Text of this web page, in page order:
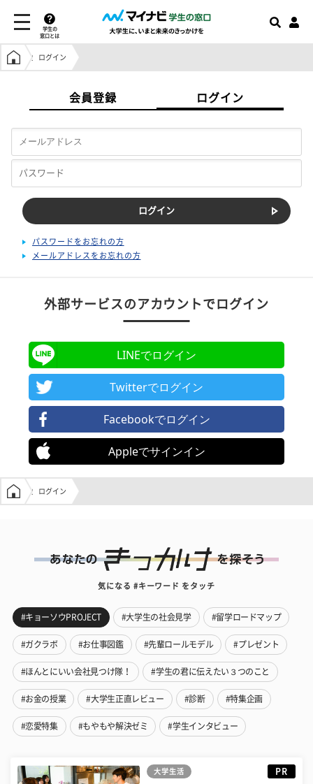
学生の
窓口とは
学生の窓口トップ
ログイン
会員登録 ログイン
パスワードをお忘れの方
メールアドレスをお忘れの方
外部サービスのアカウントでログイン
LINEでログイン
Twitterでログイン
Facebookでログイン
Appleでサインイン
学生の窓口トップ
ログイン
気になる #キーワード をタッチ
#キョーソウPROJECT #大学生の社会見学 #留学ロードマップ
#ガクラボ #お仕事図鑑 #先輩ロールモデル #プレゼント
#ほんとにいい会社見つけ隊！ #学生の君に伝えたい３つのこと
#お金の授業 #大学生正直レビュー #診断 #特集企画
#恋愛特集 #もやもや解決ゼミ #学生インタビュー
大学生活 PR